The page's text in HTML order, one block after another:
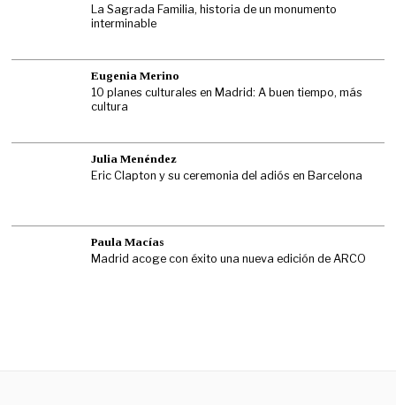
La Sagrada Familia, historia de un monumento
interminable
Eugenia Merino
10 planes culturales en Madrid: A buen tiempo, más
cultura
Julia Menéndez
Eric Clapton y su ceremonia del adiós en Barcelona
Paula Macías
Madrid acoge con éxito una nueva edición de ARCO